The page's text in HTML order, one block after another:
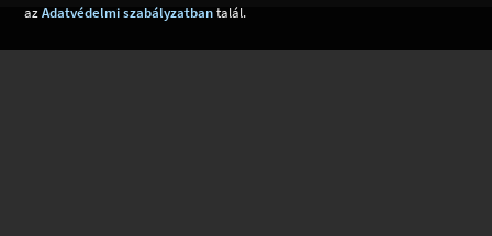
azAdatvédelmi szabályzatbantalál.